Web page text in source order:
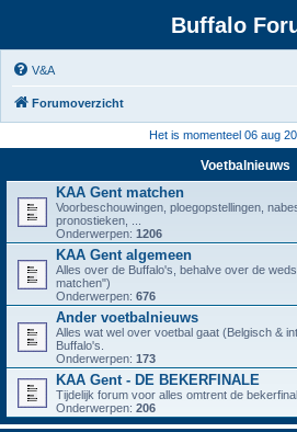
Buffalo
V&A
Forumoverzicht
Het is momenteel 06 aug
Voetbalnieuws
KAA Gent matchen
Voorbeschouwingen, ploegopstellingen,
pronostieken, ...
Onderwerpen: 1206
KAA Gent algemeen
Alles over de Buffalo's, behalve over de
matchen")
Onderwerpen: 676
Ander voetbalnieuws
Alles wat wel over voetbal gaat (Belgisch &
Buffalo's.
Onderwerpen: 173
KAA Gent - DE BEKERFINALE
Tijdelijk forum voor alles omtrent de
Onderwerpen: 206